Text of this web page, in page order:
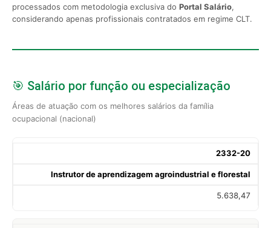
processados com metodologia exclusiva do Portal Salário,
considerando apenas profissionais contratados em regime CLT.
🎯 Salário por função ou especialização
Áreas de atuação com os melhores salários da família
ocupacional (nacional)
2332-20
Instrutor de aprendizagem agroindustrial e florestal
5.638,47